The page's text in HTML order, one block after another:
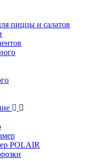
пиццы и салатов
POLAIR